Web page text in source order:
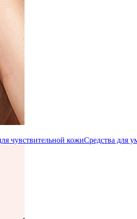
чувствительной кожиСредства для